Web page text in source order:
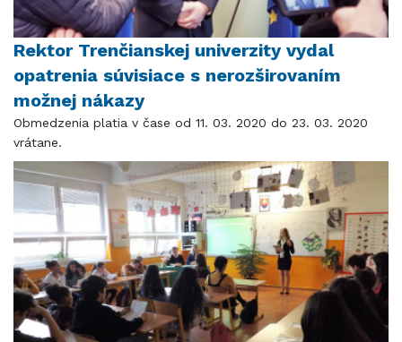
Rektor Trenčianskej univerzity vydal
opatrenia súvisiace s nerozširovaním
možnej nákazy
Obmedzenia platia v čase od 11. 03. 2020 do 23. 03. 2020
vrátane.